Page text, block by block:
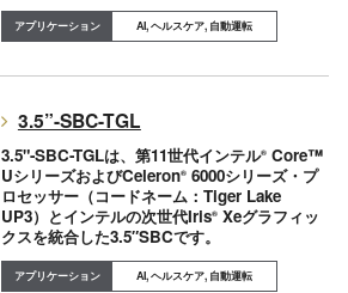
AI, ヘルスケア, 自動運転
3.5”-SBC-TGL
3.5"-SBC-TGLは、第11世代インテル®Core™
UシリーズおよびCeleron®6000シリーズ・プ
ロセッサー（コードネーム：Tiger Lake
UP3）とインテルの次世代Iris®Xeグラフィッ
クスを統合した3.5″SBCです。
AI, ヘルスケア, 自動運転